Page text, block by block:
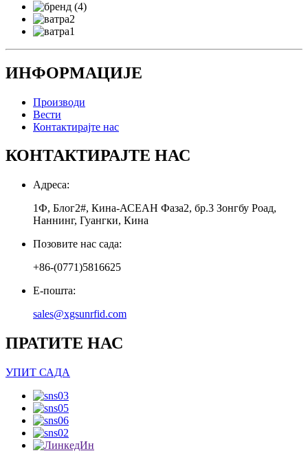
ИНФОРМАЦИЈЕ
Производи
Вести
Контактирајте нас
КОНТАКТИРАЈТЕ НАС
Адреса:
1Ф, Блог2#, Кина-АСЕАН Фаза2, бр.3 Зонгбу Роад,
Наннинг, Гуангки, Кина
Позовите нас сада:
+86-(0771)5816625
Е-пошта:
sales@xgsunrfid.com
ПРАТИТЕ НАС
УПИТ САДА